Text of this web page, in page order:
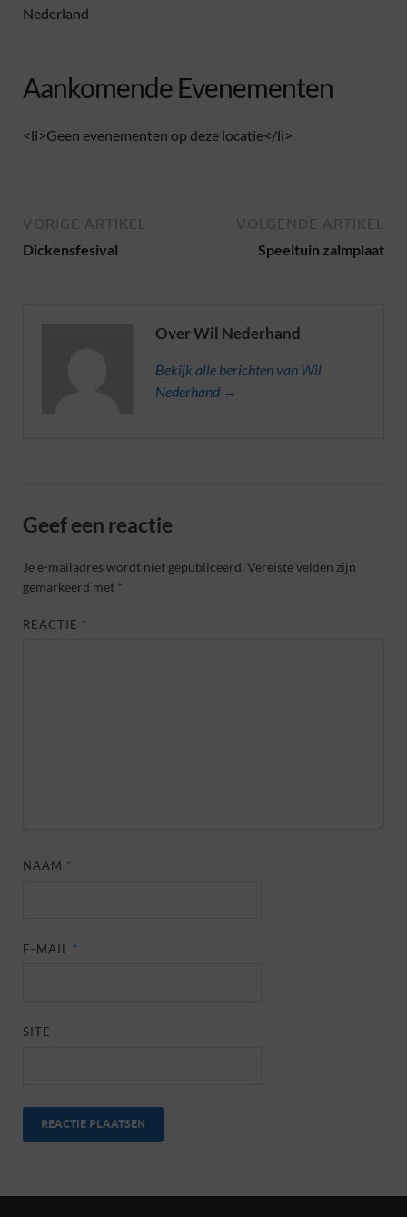
Nederland
Aankomende Evenementen
<li>Geen evenementen op deze locatie</li>
VORIGE ARTIKEL
Dickensfesival
VOLGENDE ARTIKEL
Speeltuin zalmplaat
Over Wil Nederhand
Bekijk alle berichten van Wil
Nederhand →
Geef een reactie
Je e-mailadres wordt niet gepubliceerd. Vereiste velden zijn
gemarkeerd met *
REACTIE *
NAAM *
E-MAIL *
SITE